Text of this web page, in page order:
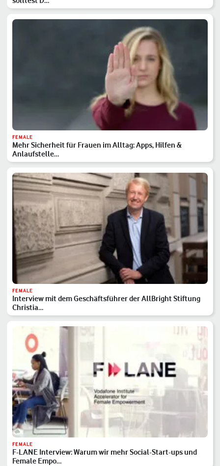
FEMALE
Mehr Sicherheit für Frauen im Alltag: Apps, Hilfen &
Anlaufstelle…
FEMALE
Interview mit dem Geschäftsführer der AllBright Stiftung
Christia…
FEMALE
F-LANE Interview: Warum wir mehr Social-Start-ups und
Female Empo…